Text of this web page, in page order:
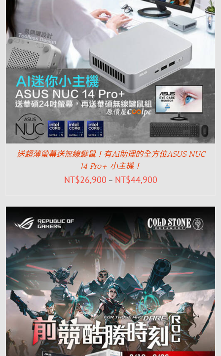
送超薄螢幕送無線鍵鼠！有AI助理的全方位ASUS NUC
14 Pro+ 小主機！
NT$26,900 – NT$44,900